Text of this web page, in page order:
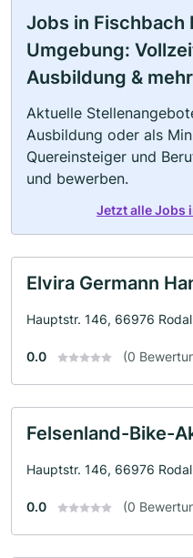
Jobs in Fischbach
Umgebung:
Ausbildung & mehr
Aktuelle
Ausbildung oder als
Quereinsteiger und
und bewerben.
Jetzt alle Jobs
Elvira Germann
Hauptstr. 146, 66976
0.0 (0
Felsenland-Bike-
Hauptstr. 146, 66976
0.0 (0